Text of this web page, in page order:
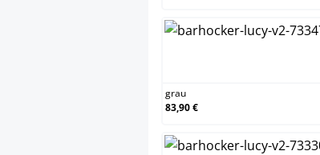
grau
83,90 €